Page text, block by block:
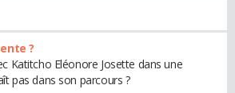
?
Katitcho Eléonore Josette dans une
pas dans son parcours ?